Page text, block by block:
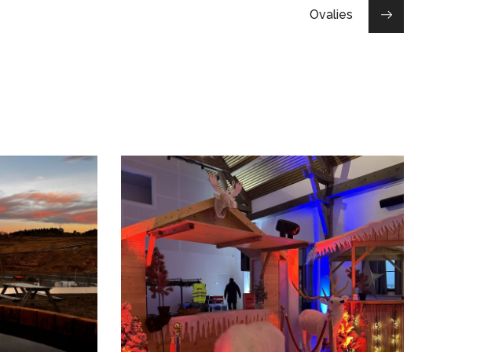
Ovalies
Reveal – VALTRA
ÉVÉNÉMENTS PRO